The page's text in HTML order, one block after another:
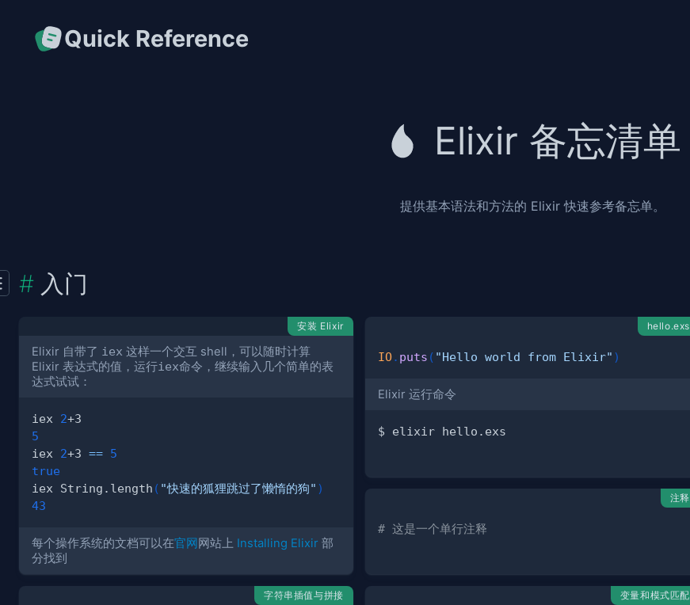
Quick Reference
Elixir 备忘清单
提供基本语法和方法的 Elixir 快速参考备忘单。
入门
安装 Elixir
Elixir 自带了 iex 这样一个交互 shell，可以随时计算
Elixir 表达式的值，运行iex命令，继续输入几个简单的表
达式试试：
iex 2
5
iex 2+3 == 5
true
iex String.length ( "快速的狐狸跳过了懒惰的狗" )
43
每个操作系统的文档可以在官网 网站上 Installing Elixir 部
分找到
hello.exs
IO. puts ( "Hello world from Elixir" )
Elixir 运行命令
注释
# 这是一个单行注释
字符串插值与拼接 变量和模式匹配